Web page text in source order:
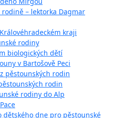
– lektorka Dagmar
kraji
rodiny
biologických dětí
v Bartošově Peci
pěstounských rodin
rodin
rodiny do Alp
dne pro pěstounské